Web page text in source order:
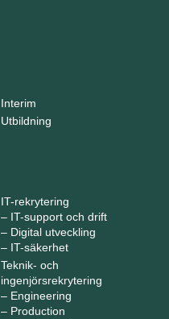
Interim
Utbildning
IT-rekrytering
– IT-support och drift
– Digital utveckling
– IT-säkerhet
Teknik- och
ingenjörsrekrytering
– Engineering
– Production